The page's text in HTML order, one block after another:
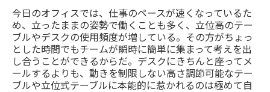
今日のオフィスでは、仕事のペースが速くなっているた
め、立ったままの姿勢で働くことも多く、立位高のテー
ブルやデスクの使用頻度が増している。その方がちょっ
とした時間でもチームが瞬時に簡単に集まって考えを出
し合うことができるからだ。デスクにきちんと座ってメ
ールするよりも、動きを制限しない高さ調節可能なテー
ブルや立位式テーブルに本能的に惹かれるのは極めて自